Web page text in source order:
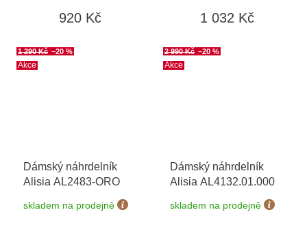
920 Kč 1 032 Kč
Akce
1 290 Kč –20 %
Dámský náhrdelník
Alisia AL2483-ORO
skladem na prodejně
Akce
2 990 Kč –20 %
Dámský náhrdelník
Alisia AL4132.01.000
skladem na prodejně